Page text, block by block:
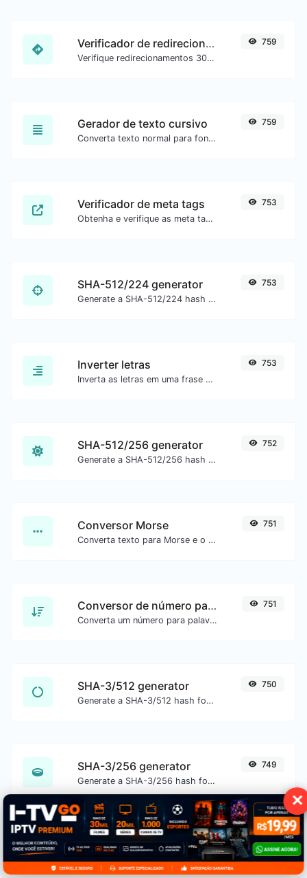
✕
Verificador de redirecionamento de URL
Verifique redirecionamentos 301 e 302 de uma URL específica. Verifica até 10 redirecionamentos.
759
Gerador de texto cursivo
Converta texto normal para fonte cursiva.
759
Verificador de meta tags
Obtenha e verifique as meta tags de qualquer site.
753
SHA-512/224 generator
Generate a SHA-512/224 hash for any string input.
753
Inverter letras
Inverta as letras em uma frase ou parágrafo com facilidade.
753
SHA-512/256 generator
Generate a SHA-512/256 hash for any string input.
752
Conversor Morse
Converta texto para Morse e o contrário para qualquer entrada de string.
751
Conversor de número para palavras
Converta um número para palavras por extenso.
751
SHA-3/512 generator
Generate a SHA-3/512 hash for any string input.
750
SHA-3/256 generator
Generate a SHA-3/256 hash for any string input.
749
SHA-1 generator
Generate a SHA-1 hash for any string input.
745